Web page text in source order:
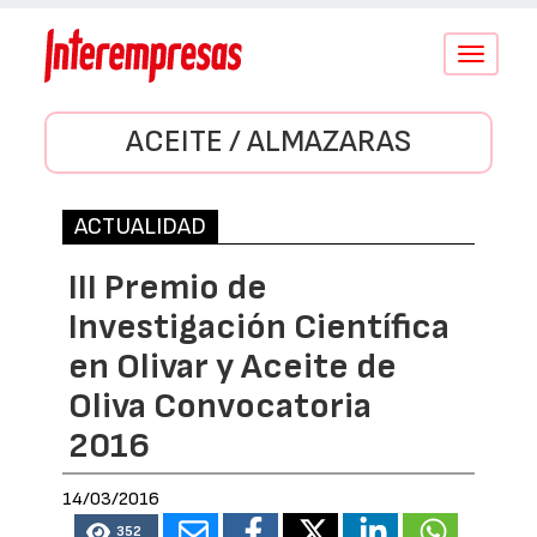
Conmutar
ACEITE / ALMAZARAS
ACTUALIDAD
III Premio de
Investigación Científica
en Olivar y Aceite de
Oliva Convocatoria
2016
14/03/2016
352